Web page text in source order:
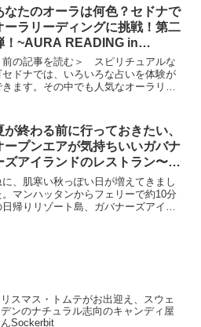
なたのオーラは何色？セドナで
ーラリーディングに挑戦！第二
！~AURA READING in
2~
前の記事を読む＞ スピリチュアルな
セドナでは、いろいろな占いを体験が
きます。その中でも人気なオーラリー
とても便利な「Sedona Story」に行っ
きました。...
が終わる前に行っておきたい、
ープンエアが気持ちいいガバナ
ズアイランドのレストラン〜
Peaks Lodge
に、肌寒い秋っぽい日が増えてきまし
。マンハッタンからフェリーで約10分
日帰りリゾート島、ガバナーズアイラ
スマス・トムテがお出迎え、スウェ
ンのナチュラル志向のキャンディ屋
Sockerbit